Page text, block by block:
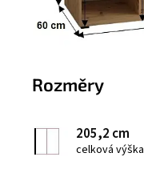
Rozměry
205,2 cm
celková výška